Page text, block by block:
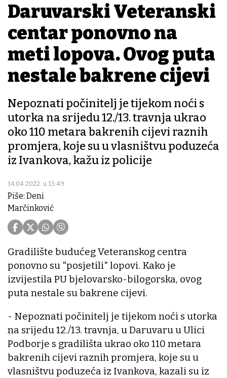
Daruvarski Veteranski
centar ponovno na
meti lopova. Ovog puta
nestale bakrene cijevi
Nepoznati počinitelj je tijekom noći s
utorka na srijedu 12./13. travnja ukrao
oko 110 metara bakrenih cijevi raznih
promjera, koje su u vlasništvu poduzeća
iz Ivankova, kažu iz policije
14.04.2022. u 13:49
Piše: Deni
Marčinković
Gradilište budućeg Veteranskog centra
ponovno su "posjetili" lopovi. Kako je
izvijestila PU bjelovarsko-bilogorska, ovog
puta nestale su bakrene cijevi.
- Nepoznati počinitelj je tijekom noći s utorka
na srijedu 12./13. travnja, u Daruvaru u Ulici
Podborje s gradilišta ukrao oko 110 metara
bakrenih cijevi raznih promjera, koje su u
vlasništvu poduzeća iz Ivankova, kazali su iz